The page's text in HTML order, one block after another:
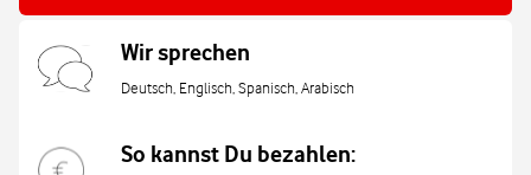
Wir sprechen
Deutsch, Englisch, Spanisch, Arabisch
So kannst Du bezahlen: